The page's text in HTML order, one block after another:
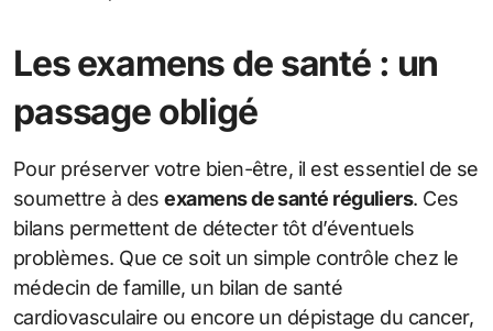
Les examens de santé : un
passage obligé
Pour préserver votre bien-être, il est essentiel de se
soumettre à desexamens de santé réguliers. Ces
bilans permettent de détecter tôt d’éventuels
problèmes. Que ce soit un simple contrôle chez le
médecin de famille, un bilan de santé
cardiovasculaire ou encore un dépistage du cancer,